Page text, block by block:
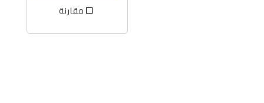
مقارنة